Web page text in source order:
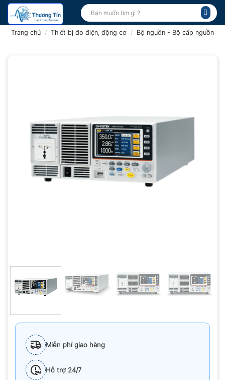
Bỏ
qua
Tìm
kiếm:
Trang chủ / Thiết bị đo điện, động cơ / Bộ nguồn - Bộ cấp nguồn
Miễn phí giao hàng
Hỗ trợ 24/7